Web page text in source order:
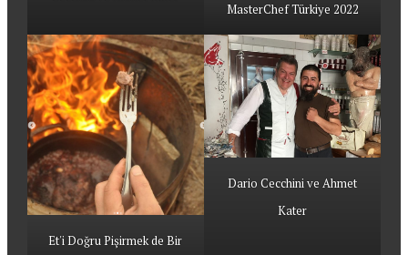
MasterChef Türkiye 2022
Et'i Doğru Pişirmek de Bir
Dario Cecchini ve Ahmet
Kater